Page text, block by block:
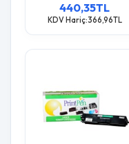
440,35TL
KDV Hariç:366,96TL